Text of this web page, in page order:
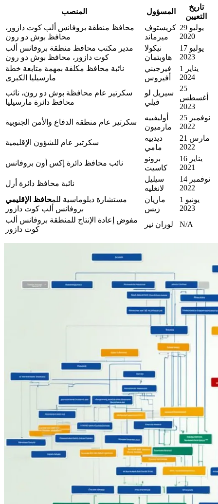
المنصب المسؤول
تاريخ
التعيين
محافظ منطقة بروفانس ألب كوت دازور،
محافظ بوش دو رون
كريستوف
ميرماند
29 يوليو
2020
مدير مكتب محافظ منطقة بروفانس ألب
كوت دازور، محافظ بوش دو رون
نيكولا
هاوبتمان
17 يوليو
2023
نائبة محافظ مكلفة بمهمة متابعة خطة
مارسيليا الكبرى
فيرجيني
أفيروس
1 يناير
2024
سكرتير عام محافظة بوش دو رون، نائب
محافظ دائرة مارسيليا
سيريل لو
فيلي
25
أغسطس
2023
سكرتير عام منطقة الدفاع والأمن الجنوبية
أوليفييه
مارميون
25 نوفمبر
2022
سكرتير عام للشؤون الإقليمية
ديدييه
مامي
21 مارس
2022
نائب محافظ دائرة إكس أون بروفانس
برونو
كاسيت
16 يناير
2021
نائبة محافظ دائرة أرل
سيليل
لانغليه
14 نوفمبر
2022
مستشارة دبلوماسية للمحافظ الإقليمي
بروفانس ألب كوت دازور
ماريان
زيس
1 يونيو
2023
مفوض إعادة الإنتاج للمنطقة بروفانس ألب
كوت دازور
لوران نير N/A